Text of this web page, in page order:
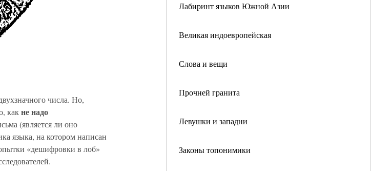
Лабиринт языков Южной Азии
Великая индоевропейская
Слова и вещи
Прочней гранита
Левушки и западни
Законы топонимики
числа. Но,
какне надо
(является ли оно
языка, на котором написан
«дешифровки в лоб»